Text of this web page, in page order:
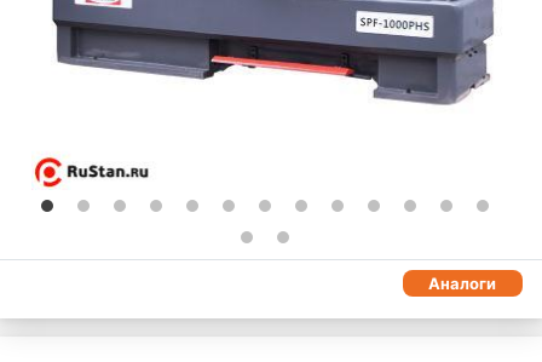
Аналоги